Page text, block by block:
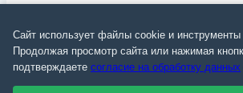
надзору в сфере связи,
технологий и массовых
(Роскомнадзор).
ФС 77 - 73793.
Сайт использует файлы cookie и инструменты
Продолжая просмотр сайта или нажимая
подтверждаете согласие на обработку данных